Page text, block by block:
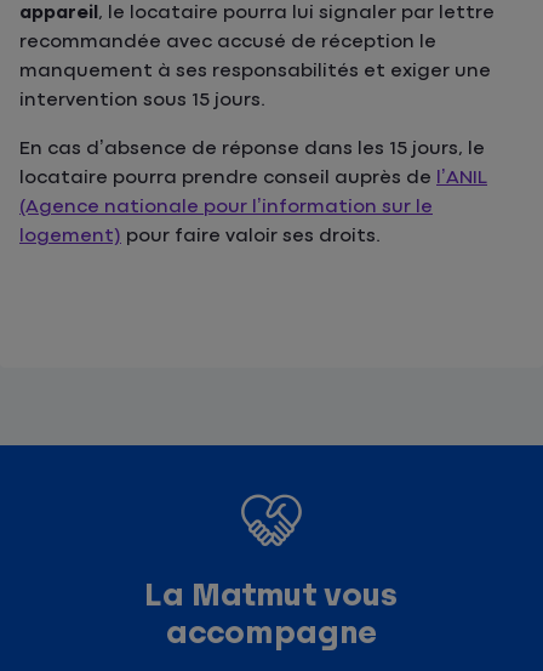
appareil , le locataire pourra lui signaler par lettre
recommandée avec accusé de réception le
manquement à ses responsabilités et exiger une
intervention sous 15 jours.
En cas d’absence de réponse dans les 15 jours, le
locataire pourra prendre conseil auprès de l’ANIL
(Agence nationale pour l’information sur le
logement) pour faire valoir ses droits.
La Matmut vous
accompagne